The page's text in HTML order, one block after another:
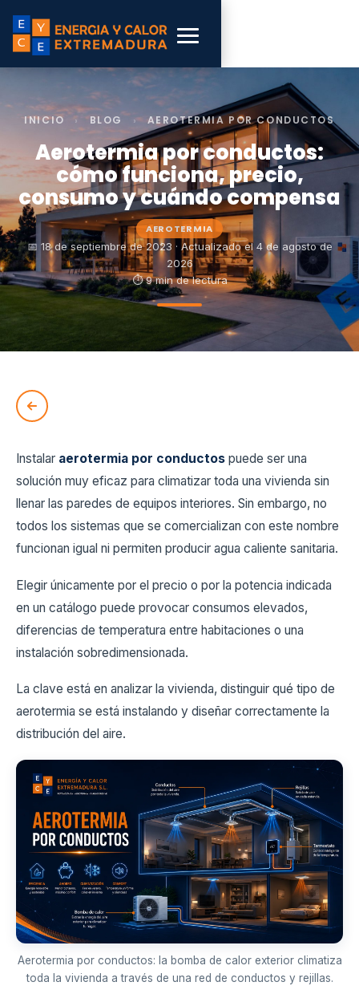
INICIO › BLOG › AEROTERMIA POR CONDUCTOS
Aerotermia por conductos:
cómo funciona, precio,
consumo y cuándo compensa
AEROTERMIA
📅 18 de septiembre de 2023 · Actualizado el 4 de agosto de
2026
⏱ 9 min de lectura
Instalar aerotermia por conductos puede ser una
solución muy eficaz para climatizar toda una vivienda sin
llenar las paredes de equipos interiores. Sin embargo, no
todos los sistemas que se comercializan con este nombre
funcionan igual ni permiten producir agua caliente sanitaria.
Elegir únicamente por el precio o por la potencia indicada
en un catálogo puede provocar consumos elevados,
diferencias de temperatura entre habitaciones o una
instalación sobredimensionada.
La clave está en analizar la vivienda, distinguir qué tipo de
aerotermia se está instalando y diseñar correctamente la
distribución del aire.
Aerotermia por conductos: la bomba de calor exterior climatiza
toda la vivienda a través de una red de conductos y rejillas.